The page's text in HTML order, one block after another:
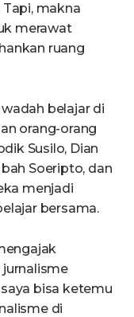
Tapi, makna
merawat
ruang
belajar di
orang-orang
Susilo, Dian
Soeripto, dan
menjadi
bersama.
saya bisa ketemu
di